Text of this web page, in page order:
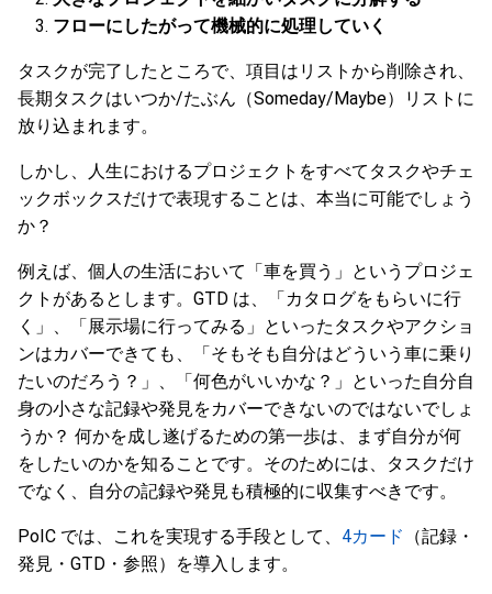
フローにしたがって機械的に処理していく
タスクが完了したところで、項目はリストから削除され、
長期タスクはいつか/たぶん（Someday/Maybe）リストに
放り込まれます。
しかし、人生におけるプロジェクトをすべてタスクやチェ
ックボックスだけで表現することは、本当に可能でしょう
か？
例えば、個人の生活において「車を買う」というプロジェ
クトがあるとします。GTD は、「カタログをもらいに行
く」、「展示場に行ってみる」といったタスクやアクショ
ンはカバーできても、「そもそも自分はどういう車に乗り
たいのだろう？」、「何色がいいかな？」といった自分自
身の小さな記録や発見をカバーできないのではないでしょ
うか？ 何かを成し遂げるための第一歩は、まず自分が何
をしたいのかを知ることです。そのためには、タスクだけ
でなく、自分の記録や発見も積極的に収集すべきです。
PoIC では、これを実現する手段として、 4カード
（記録・
発見・GTD・参照）を導入します。